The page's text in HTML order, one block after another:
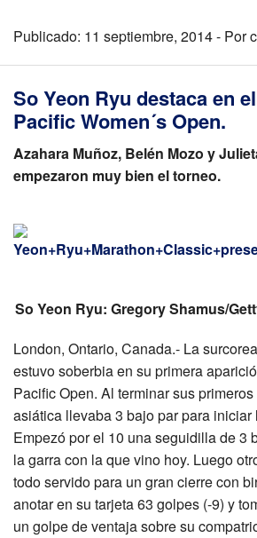
Publicado: 11 septiembre, 2014 - Por
So Yeon Ryu destaca en
Pacific Women´s Open.
Azahara Muñoz, Belén Mozo y
empezaron muy bien el torneo.
So Yeon Ryu: Gregory Shamus/
London, Ontario, Canada.- La
estuvo soberbia en su primera
Pacific Open. Al terminar sus
asiática llevaba 3 bajo par para iniciar
Empezó por el 10 una seguidilla de 3
la garra con la que vino hoy. Luego
todo servido para un gran cierre con
anotar en su tarjeta 63 golpes (-9) y
un golpe de ventaja sobre su